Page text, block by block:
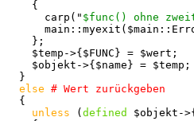
    {
      carp("
$func() ohne
    };
    $temp->{$FUNC} = $wert;
    $objekt->{$name} = $temp;
  }
else
  {
unless ( defined
$objekt-